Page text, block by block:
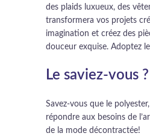
des plaids luxueux, des
transformera vos projets
imagination et créez des
douceur exquise. Adoptez
Le saviez-vous ?
Savez-vous que le
répondre aux besoins de
de la mode décontractée!